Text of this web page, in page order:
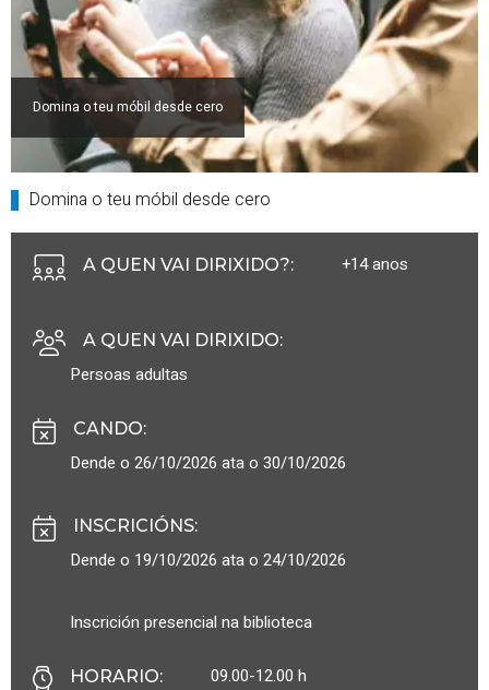
Domina o teu móbil desde cero
Domina o teu móbil desde cero
A QUEN VAI DIRIXIDO?: +14 anos
A QUEN VAI DIRIXIDO:
Persoas adultas
CANDO:
Dende o 26/10/2026 ata o 30/10/2026
INSCRICIÓNS:
Dende o 19/10/2026 ata o 24/10/2026
Inscrición presencial na biblioteca
HORARIO: 09.00-12.00 h